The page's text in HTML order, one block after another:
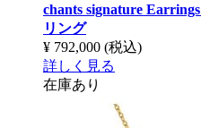
chants signature Earrings
リング
¥ 792,000 (税込)
詳しく見る
在庫あり